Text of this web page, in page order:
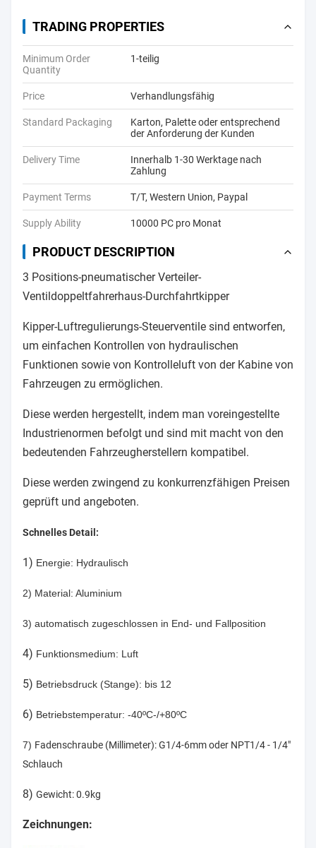
TRADING PROPERTIES
Minimum Order
Quantity
1-teilig
Price Verhandlungsfähig
Standard Packaging
Karton, Palette oder entsprechend
der Anforderung der Kunden
Delivery Time
Innerhalb 1-30 Werktage nach
Zahlung
Payment Terms T/T, Western Union, Paypal
Supply Ability 10000 PC pro Monat
PRODUCT DESCRIPTION
3 Positions-pneumatischer Verteiler-
Ventildoppeltfahrerhaus-Durchfahrtkipper
Kipper-Luftregulierungs-Steuerventile sind entworfen,
um einfachen Kontrollen von hydraulischen
Funktionen sowie von Kontrolleluft von der Kabine von
Fahrzeugen zu ermöglichen.
Diese werden hergestellt, indem man voreingestellte
Industrienormen befolgt und sind mit macht von den
bedeutenden Fahrzeugherstellern kompatibel.
Diese werden zwingend zu konkurrenzfähigen Preisen
geprüft und angeboten.
Schnelles Detail:
1) Energie: Hydraulisch
2) Material: Aluminium
3) automatisch zugeschlossen in End- und Fallposition
4) Funktionsmedium: Luft
5) Betriebsdruck (Stange): bis 12
6) Betriebstemperatur: -40ºC-/+80ºC
7) Fadenschraube (Millimeter): G1/4-6mm oder NPT1/4 - 1/4"
Schlauch
8) Gewicht: 0.9kg
Zeichnungen: